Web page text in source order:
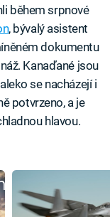
během srpnové
, bývalý asistent
dokumentu
Kanaďané jsou
se nacházejí i
potvrzeno, a je
hlavou.